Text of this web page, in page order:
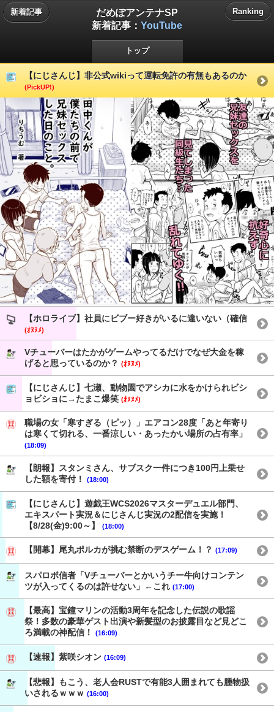
新着記事
だめぽアンテナSP
新着記事： YouTube
Ranking
トップ
【にじさんじ】非公式wikiって運転免許の有無もあるのか
(PickUP!)
【ホロライブ】社員にビブー好きがいるに違いない（確信
(ｵﾇﾇﾒ)
Vチューバーはたかがゲームやってるだけでなぜ大金を稼
げると思っているのか？ (ｵﾇﾇﾒ)
【にじさんじ】七瀬、動物園でアシカに水をかけられビシ
ョビショに→たまこ爆笑 (ｵﾇﾇﾒ)
職場の女「寒すぎる（ピッ）」エアコン28度「あと年寄り
は寒くて切れる、一番涼しい・あったかい場所の占有率」
(18:09)
【朗報】スタンミさん、サブスク一件につき100円上乗せ
した額を寄付！
(18:00)
【にじさんじ】遊戯王WCS2026マスターデュエル部門、
エキスパート実況＆にじさんじ実況の2配信を実施！
【8/28(金)9:00～】
(18:00)
【開幕】尾丸ポルカが挑む禁断のデスゲーム！？ (17:09)
スパロボ信者「Vチューバーとかいうチー牛向けコンテン
ツが入ってくるのは許せない」←これ (17:00)
【最高】宝鐘マリンの活動3周年を記念した伝説の歌謡
祭！多数の豪華ゲスト出演や新髪型のお披露目など見どこ
ろ満載の神配信！
(16:09)
【速報】紫咲シオン (16:09)
【悲報】もこう、老人会RUSTで有能3人囲まれても腫物扱
いされるｗｗｗ (16:00)